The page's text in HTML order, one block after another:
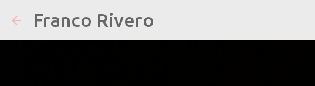
Franco Rivero